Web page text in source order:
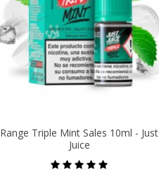
Range Triple Mint Sales 10ml - Just
Juice